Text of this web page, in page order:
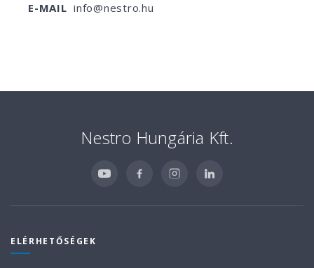
E-MAIL info@nestro.hu
Nestro Hungária Kft.
ELÉRHETŐSÉGEK